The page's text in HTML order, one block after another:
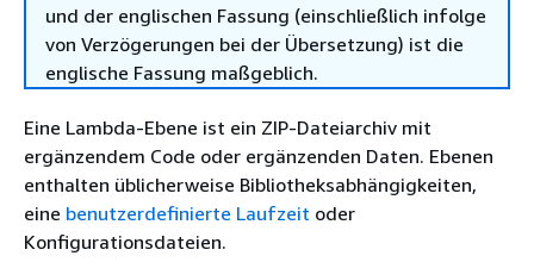
und der englischen Fassung (einschließlich infolge
von Verzögerungen bei der Übersetzung) ist die
englische Fassung maßgeblich.
Eine Lambda-Ebene ist ein ZIP-Dateiarchiv mit
ergänzendem Code oder ergänzenden Daten. Ebenen
enthalten üblicherweise Bibliotheksabhängigkeiten,
eine benutzerdefinierte Laufzeit oder
Konfigurationsdateien.